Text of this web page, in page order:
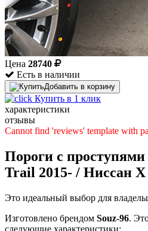
Цена 28740
Есть в наличии
Добавить в корзину
Купить в 1 клик
характеристики
отзывы
Cannot find 'reviews' template with
Пороги с проступями
Trail 2015- / Ниссан
Это идеальный выбор для
Изготовлено брендом Souz-96.
следующие характеристики: